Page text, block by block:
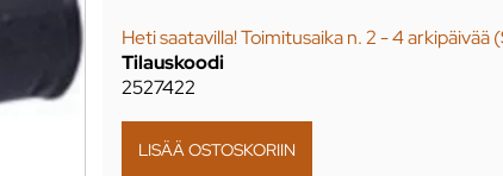
Heti saatavilla! Toimitusaika n. 2 - 4
Tilauskoodi
2527422